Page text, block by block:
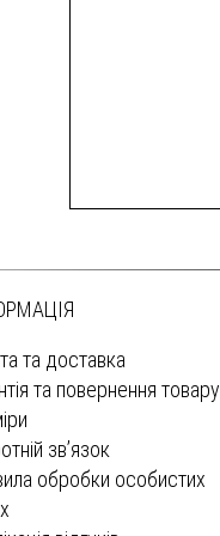
та доставка
та повернення товару
зв’язок
обробки особистих